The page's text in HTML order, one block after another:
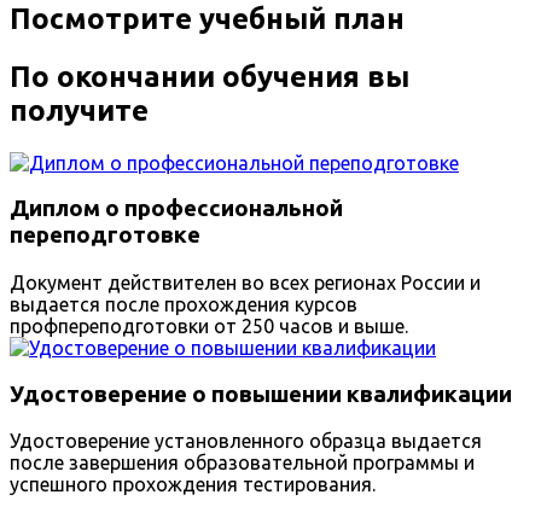
Посмотрите учебный план
По окончании обучения вы
получите
Диплом о профессиональной
переподготовке
Документ действителен во всех регионах России и
выдается после прохождения курсов
профпереподготовки от 250 часов и выше.
Удостоверение о повышении квалификации
Удостоверение установленного образца выдается
после завершения образовательной программы и
успешного прохождения тестирования.